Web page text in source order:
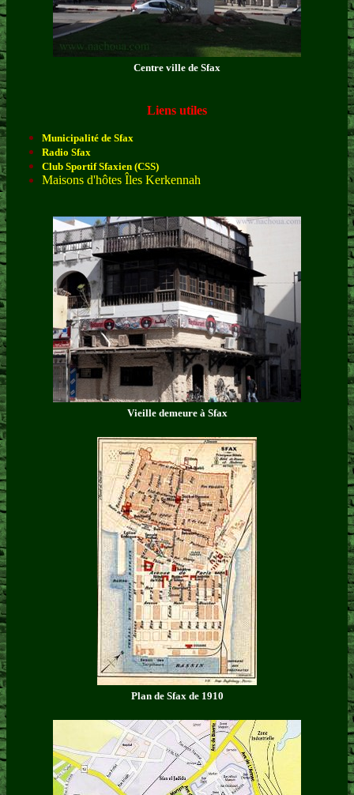
Centre ville de Sfax
Liens utiles
Municipalité de Sfax
Radio Sfax
Club Sportif Sfaxien (CSS)
Maisons d'hôtes Îles Kerkennah
Vieille demeure à Sfax
Plan de Sfax de 1910